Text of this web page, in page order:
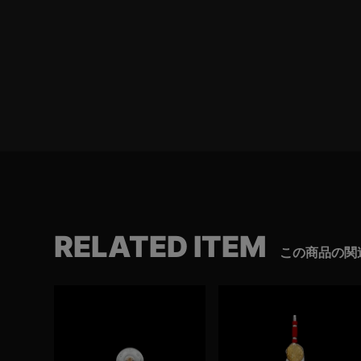
RELATED ITEM この商品の関